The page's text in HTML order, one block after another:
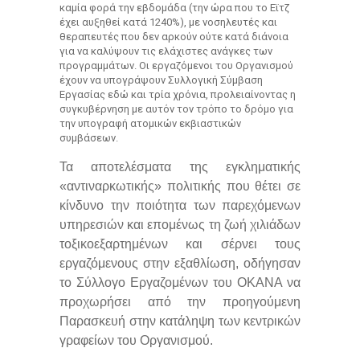
καμία φορά την εβδομάδα (την ώρα που το Εϊτζ
έχει αυξηθεί κατά 1240%), με νοσηλευτές και
θεραπευτές που δεν αρκούν ούτε κατά διάνοια
για να καλύψουν τις ελάχιστες ανάγκες των
προγραμμάτων. Οι εργαζόμενοι του Οργανισμού
έχουν να υπογράψουν Συλλογική Σύμβαση
Εργασίας εδώ και τρία χρόνια, προλειαίνοντας η
συγκυβέρνηση με αυτόν τον τρόπο το δρόμο για
την υπογραφή ατομικών εκβιαστικών
συμβάσεων.
Τα αποτελέσματα της εγκληματικής
«αντιναρκωτικής» πολιτικής που θέτει σε
κίνδυνο την ποιότητα των παρεχόμενων
υπηρεσιών και επομένως τη ζωή χιλιάδων
τοξικοεξαρτημένων και σέρνει τους
εργαζόμενους στην εξαθλίωση, οδήγησαν
το Σύλλογο Εργαζομένων του ΟΚΑΝΑ να
προχωρήσει από την προηγούμενη
Παρασκευή στην κατάληψη των κεντρικών
γραφείων του Οργανισμού.